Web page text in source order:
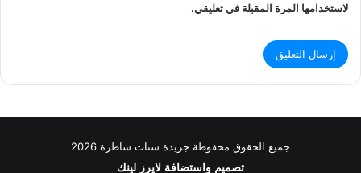
لاستخدامها المرة المقبلة في تعليقي.
جميع الحقوق محفوظة جريدة ستات شاطرة 2026
تصميم واستضافة لايرز لينك